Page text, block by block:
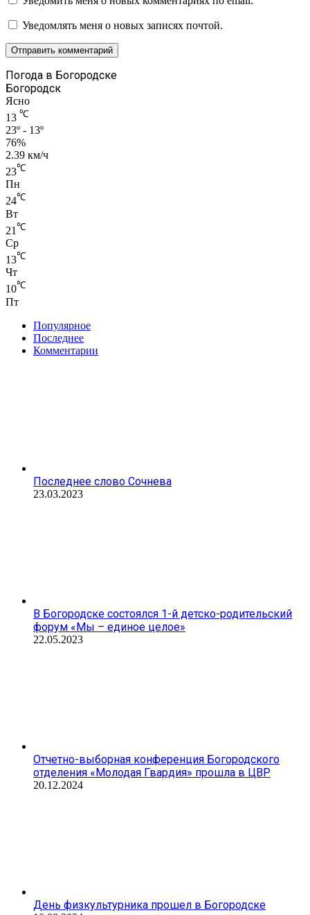
Уведомлять меня о новых записях почтой.
Погода в Богородске
Богородск
Ясно
13 ℃
23º - 13º
76%
2.39 км/ч
23℃
Пн
24℃
Вт
21 ℃
Ср
13℃
Чт
10℃
Пт
Популярное
Последнее
Комментарии
Последнее слово Сочнева
23.03.2023
В Богородске состоялся 1-й детско-родительский
форум «Мы – единое целое»
22.05.2023
Отчетно-выборная конференция Богородского
отделения «Молодая Гвардия» прошла в ЦВР
20.12.2024
День физкультурника прошел в Богородске